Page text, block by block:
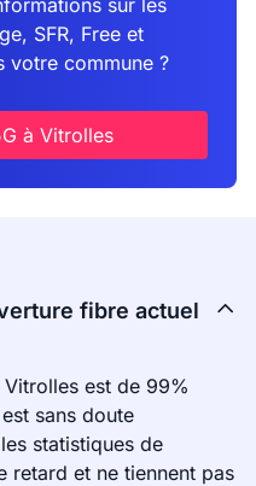
sur les
SFR, Free et
votre commune ?
à Vitrolles
fibre actuel
est de 99%
sans doute
statistiques de
retard et ne tiennent pas